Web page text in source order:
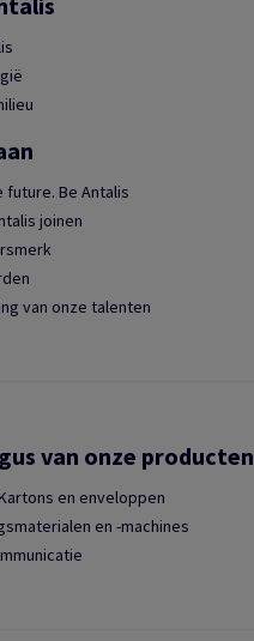
future. Be Antalis
joinen
van onze talenten
van onze producten
en enveloppen
en -machines